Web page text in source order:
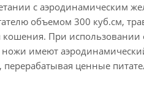
с аэродинамическим
объемом 300 куб.см,
При
имеют
ценные